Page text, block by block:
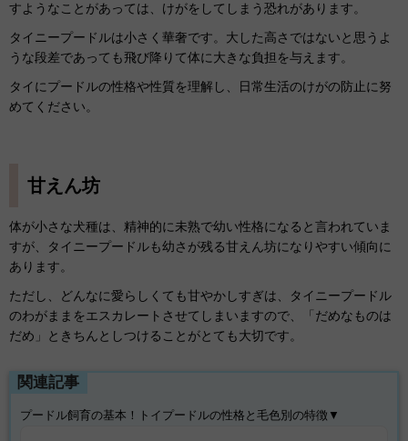
すようなことがあっては、けがをしてしまう恐れがあります。
タイニープードルは小さく華奢です。大した高さではないと思うよ
うな段差であっても飛び降りて体に大きな負担を与えます。
タイにプードルの性格や性質を理解し、日常生活のけがの防止に努
めてください。
甘えん坊
体が小さな犬種は、精神的に未熟で幼い性格になると言われていま
すが、タイニープードルも幼さが残る甘えん坊になりやすい傾向に
あります。
ただし、どんなに愛らしくても甘やかしすぎは、タイニープードル
のわがままをエスカレートさせてしまいますので、「だめなものは
だめ」ときちんとしつけることがとても大切です。
関連記事
プードル飼育の基本！トイプードルの性格と毛色別の特徴▼